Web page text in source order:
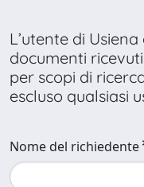
L’utente di
documenti
per scopi di
escluso qualsiasi
Nome del richiedente